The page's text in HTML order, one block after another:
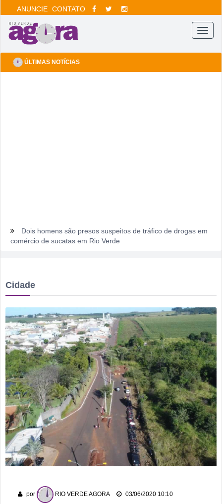
ANUNCIE CONTATO
Menu
ÚLTIMAS NOTÍCIAS
Dois homens são presos suspeitos de tráfico de drogas em
comércio de sucatas em Rio Verde
Dois motoristas com sinais de embriaguez se envolvem em
Estagiário tenta atuar como advogado e acaba detido em
Rio Verde
Rio Verde 178 anos: a cidade que cresceu mais rápido que
suas próprias respostas
Homem é detido por violência doméstica no Setor
Gameleira
Polícia Militar recupera bicicleta furtada e prende suspeito
em flagrante em Montividiu
Menos é Mais faz show gratuito hoje em Rio Verde na festa
dos 178 anos da cidade
Rio Verde encara o Bom Jesus às 10h de domingo em jogo
com cara de decisão antecipada
Cidade
por RIO VERDE AGORA 03/06/2020 10:10